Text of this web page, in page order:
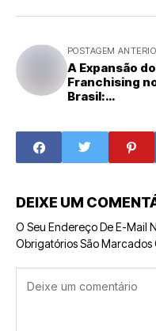
POSTAGEM
A Expansão do
Franchising
Brasil:
Desafios para
2025
DEIXE UM
O Seu Endereço De E-Mail
Obrigatórios São Marcados